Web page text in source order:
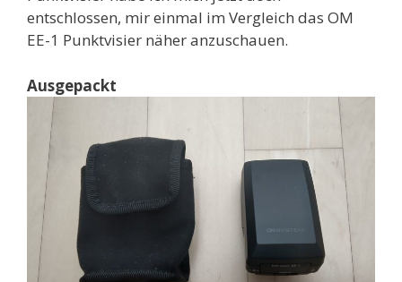
entschlossen, mir einmal im Vergleich das OM
EE-1 Punktvisier näher anzuschauen.
Ausgepackt